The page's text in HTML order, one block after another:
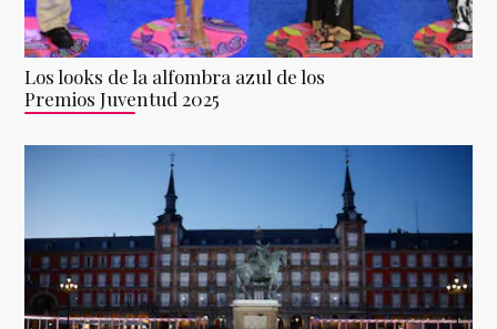
Los looks de la alfombra azul de los
Premios Juventud 2025